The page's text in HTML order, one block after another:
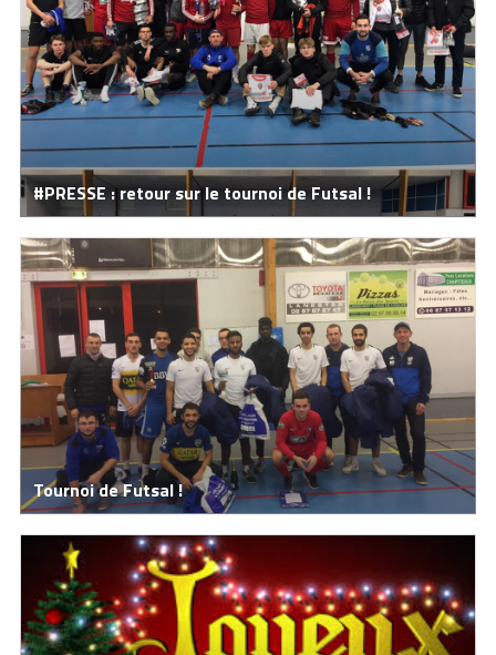
#PRESSE : retour sur le tournoi de Futsal !
Tournoi de Futsal !